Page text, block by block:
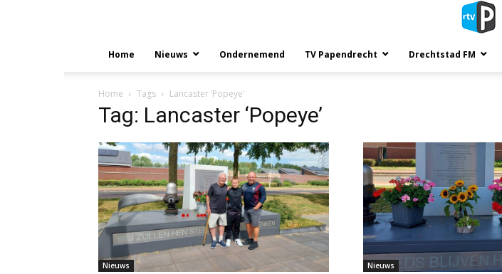
Home Nieuws Ondernemend TV Papendrecht Drechtstad FM
Home Tags Lancaster ‘Popeye’
Tag: Lancaster ‘Popeye’
Nieuws Nieuws